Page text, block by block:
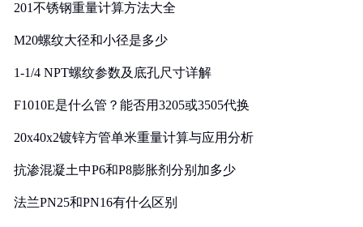
201不锈钢重量计算方法大全
M20螺纹大径和小径是多少
1-1/4 NPT螺纹参数及底孔尺寸详解
F1010E是什么管？能否用3205或3505代换
20x40x2镀锌方管单米重量计算与应用分析
抗渗混凝土中P6和P8膨胀剂分别加多少
法兰PN25和PN16有什么区别